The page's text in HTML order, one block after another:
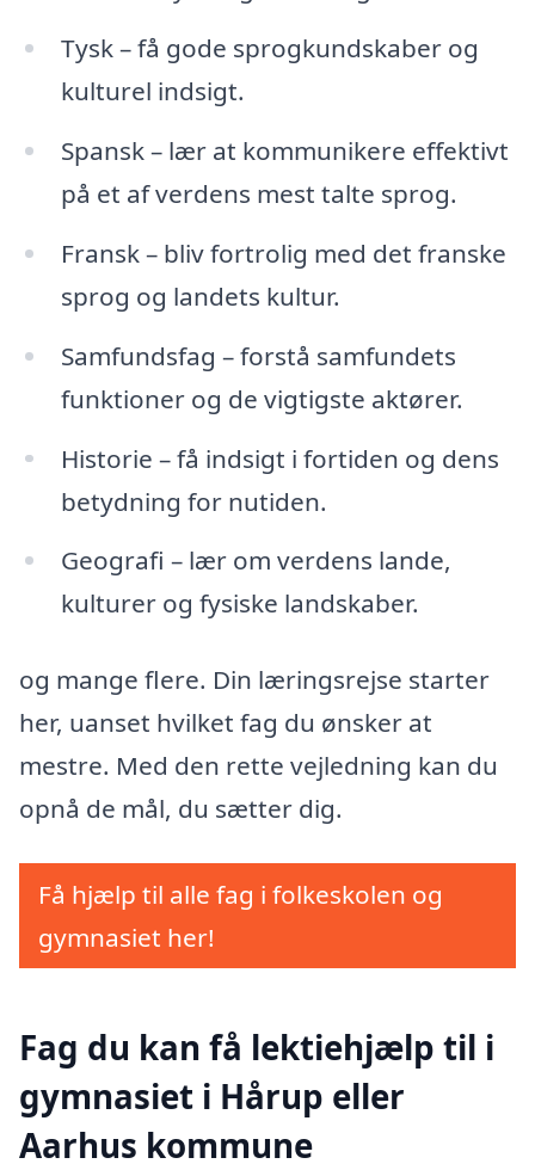
Tysk – få gode sprogkundskaber og
kulturel indsigt.
Spansk – lær at kommunikere effektivt
på et af verdens mest talte sprog.
Fransk – bliv fortrolig med det franske
sprog og landets kultur.
Samfundsfag – forstå samfundets
funktioner og de vigtigste aktører.
Historie – få indsigt i fortiden og dens
betydning for nutiden.
Geografi – lær om verdens lande,
kulturer og fysiske landskaber.
og mange flere. Din læringsrejse starter
her, uanset hvilket fag du ønsker at
mestre. Med den rette vejledning kan du
opnå de mål, du sætter dig.
Få hjælp til alle fag i folkeskolen og
gymnasiet her!
Fag du kan få lektiehjælp til i
gymnasiet i Hårup eller
Aarhus kommune